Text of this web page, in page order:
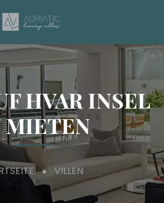
HVAR INSEL
MIETEN
VILLEN